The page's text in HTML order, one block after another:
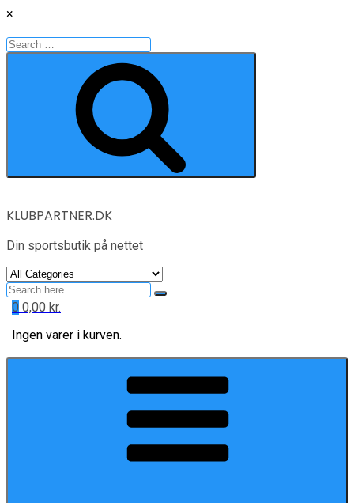
×
Search
for:
Skip
content
KLUBPARTNER.DK
Din sportsbutik på nettet
Search
for
0 0,00 kr.
Ingen varer i kurven.